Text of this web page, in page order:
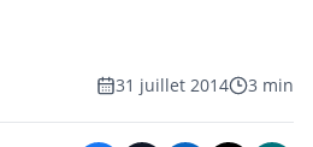
31 juillet 2014 3 min